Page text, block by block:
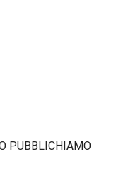
PUBBLICHIAMO